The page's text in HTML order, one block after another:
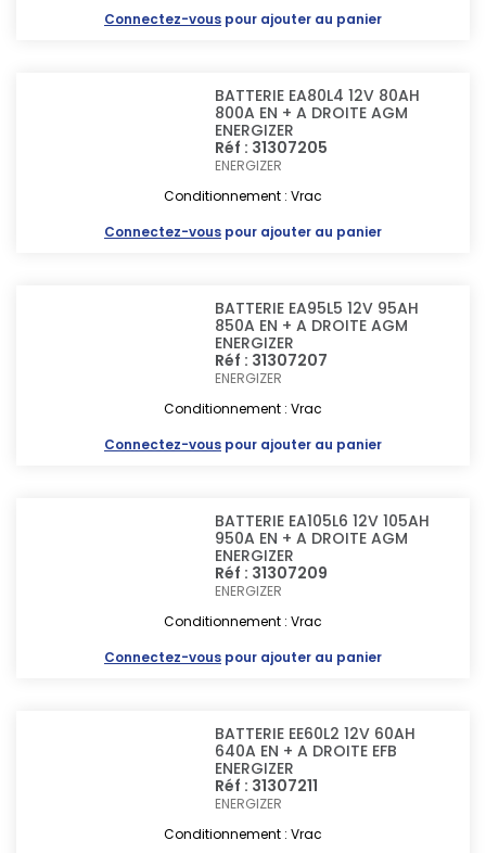
Connectez-vous pour ajouter au panier
BATTERIE EA80L4 12V 80AH
800A EN + A DROITE AGM
ENERGIZER
Réf : 31307205
ENERGIZER
Conditionnement : Vrac
Connectez-vous pour ajouter au panier
BATTERIE EA95L5 12V 95AH
850A EN + A DROITE AGM
ENERGIZER
Réf : 31307207
ENERGIZER
Conditionnement : Vrac
Connectez-vous pour ajouter au panier
BATTERIE EA105L6 12V 105AH
950A EN + A DROITE AGM
ENERGIZER
Réf : 31307209
ENERGIZER
Conditionnement : Vrac
Connectez-vous pour ajouter au panier
BATTERIE EE60L2 12V 60AH
640A EN + A DROITE EFB
ENERGIZER
Réf : 31307211
ENERGIZER
Conditionnement : Vrac